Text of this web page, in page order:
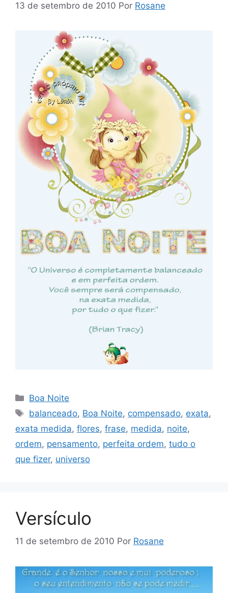
13 de setembro de 2010 Por Rosane
Categorias
Boa Noite
Tags
balanceado, Boa Noite, compensado, exata,
exata medida, flores, frase, medida, noite,
ordem, pensamento, perfeita ordem, tudo o
que fizer, universo
Versículo
11 de setembro de 2010 Por Rosane